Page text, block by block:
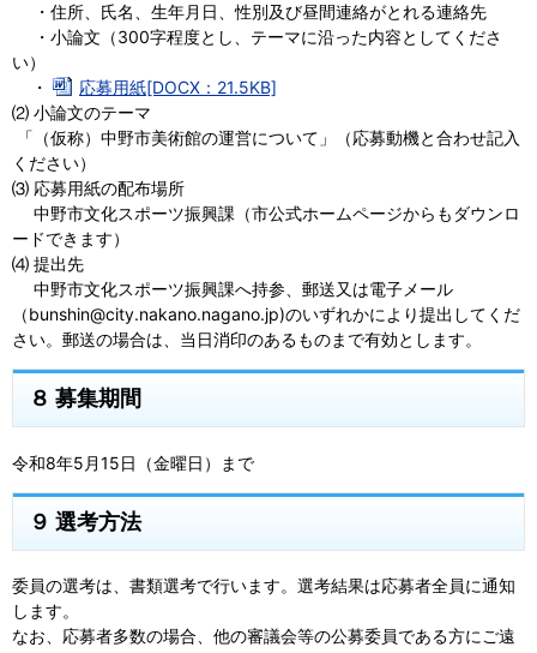
・住所、氏名、生年月日、性別及び昼間連絡がとれる連絡先
・小論文（300字程度とし、テーマに沿った内容としてくださ
い）
・
応募用紙[DOCX：21.5KB]
⑵ 小論文のテーマ
「（仮称）中野市美術館の運営について」（応募動機と合わせ記入
ください）
⑶ 応募用紙の配布場所
中野市文化スポーツ振興課（市公式ホームページからもダウンロ
ードできます）
⑷ 提出先
中野市文化スポーツ振興課へ持参、郵送又は電子メール
（bunshin@city.nakano.nagano.jp)のいずれかにより提出してくだ
さい。郵送の場合は、当日消印のあるものまで有効とします。
８ 募集期間
令和8年5月15日（金曜日）まで
９ 選考方法
委員の選考は、書類選考で行います。選考結果は応募者全員に通知
します。
なお、応募者多数の場合、他の審議会等の公募委員である方にご遠